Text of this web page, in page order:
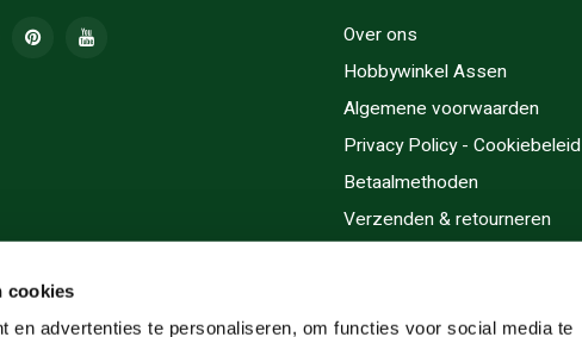
cookies
en advertenties te personaliseren, om functies voor social media te
Over ons
Hobbywinkel Assen
Algemene voorwaarden
Privacy Policy - Cookiebeleid
Betaalmethoden
Verzenden & retourneren
Cadeaubonnen